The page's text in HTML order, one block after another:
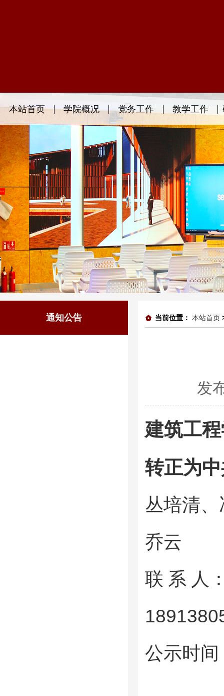
本站首页 学院概况 党务工作 教学工作
通知公告 当前位置： 本站首页
发
建筑工
转正为
丛培清
乔云
联 系 人
公示时间